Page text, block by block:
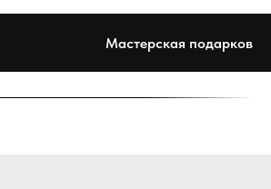
Мастерская подарков